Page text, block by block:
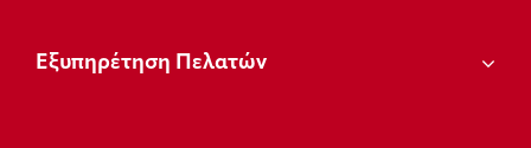
Εξυπηρέτηση Πελατών